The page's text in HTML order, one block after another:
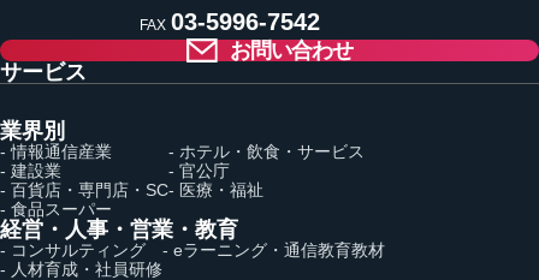
FAX 03-5996-7542
お問い合わせ
サービス
業界別
- 情報通信産業
- 建設業
- 百貨店・専門店・SC
- 食品スーパー
- ホテル・飲食・サービス
- 官公庁
- 医療・福祉
経営・人事・営業・教育
- コンサルティング
- 人材育成・社員研修
- eラーニング・通信教育教材